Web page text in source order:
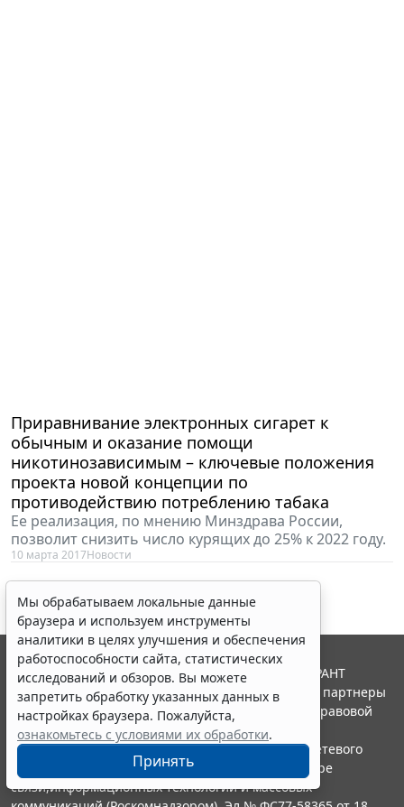
Приравнивание электронных сигарет к
обычным и оказание помощи
никотинозависимым – ключевые положения
проекта новой концепции по
противодействию потреблению табака
Ее реализация, по мнению Минздрава России,
позволит снизить число курящих до 25% к 2022 году.
10 марта 2017Новости
Мы обрабатываем локальные данные
браузера и используем инструменты
аналитики в целях улучшения и обеспечения
работоспособности сайта, статистических
исследований и обзоров. Вы можете
запретить обработку указанных данных в
настройках браузера. Пожалуйста,
ознакомьтесь с условиями их обработки.
Принять
© ООО "НПП "ГАРАНТ-СЕРВИС", 2026. Система ГАРАНТ
выпускается с 1990 года. Компания "Гарант" и ее партнеры
являются участниками Российской ассоциации правовой
информации ГАРАНТ.
Портал ГАРАНТ.РУ зарегистрирован в качестве сетевого
издания Федеральной службой по надзору в сфере
связи,информационных технологий и массовых